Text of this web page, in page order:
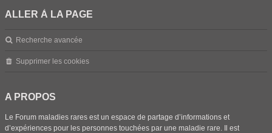
ALLER À LA PAGE
Recherche avancée
Supprimer les cookies
A PROPOS
Le Forum maladies rares est un espace de partage d’informations et
d’expériences pour les personnes touchées par une maladie rare. Il est